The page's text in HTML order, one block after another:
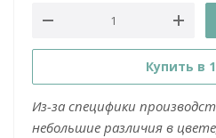
Купить в
Из-за специфики
небольшие различия в